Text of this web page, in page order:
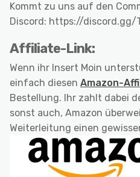
Kommt zu uns auf den
Discord: https://discord.gg/
Affiliate-Link:
Wenn ihr Insert Moin
einfach diesen Amazon-
Bestellung. Ihr zahlt dabei
sonst auch, Amazon
Weiterleitung einen